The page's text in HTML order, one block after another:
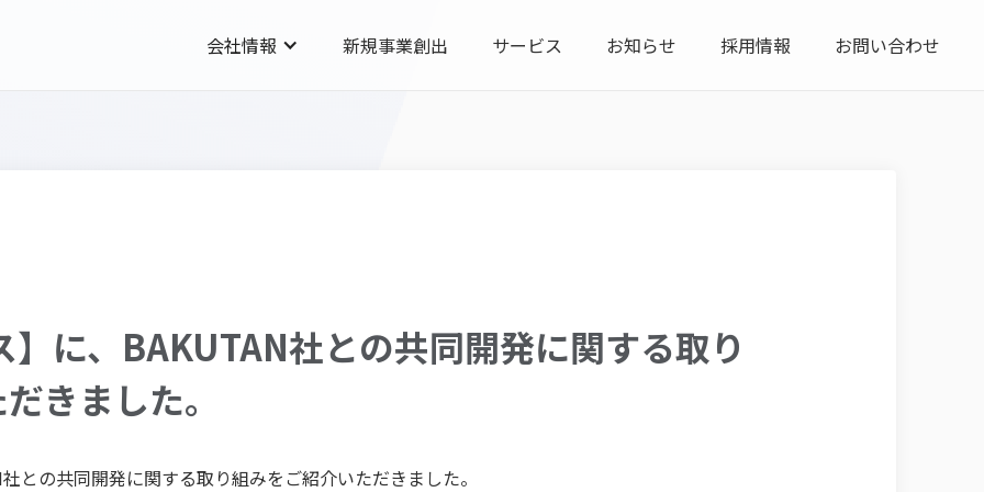
会社情報 新規事業創出 サービス お知らせ 採用情報 お問い合わせ
に、BAKUTAN社との共同開発に関する取り
きました。
との共同開発に関する取り組みをご紹介いただきました。